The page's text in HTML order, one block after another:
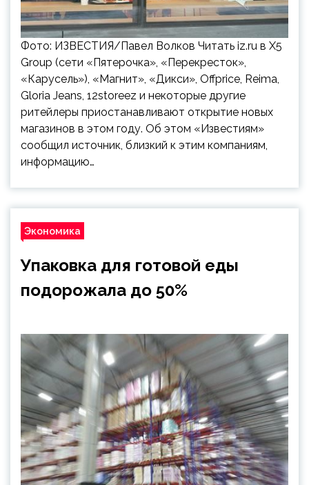
Фото: ИЗВЕСТИЯ/Павел Волков Читать iz.ru в Х5
Group (сети «Пятерочка», «Перекресток»,
«Карусель»), «Магнит», «Дикси», Offprice, Reima,
Gloria Jeans, 12storeez и некоторые другие
ритейлеры приостанавливают открытие новых
магазинов в этом году. Об этом «Известиям»
сообщил источник, близкий к этим компаниям,
информацию…
Экономика
Упаковка для готовой еды
подорожала до 50%